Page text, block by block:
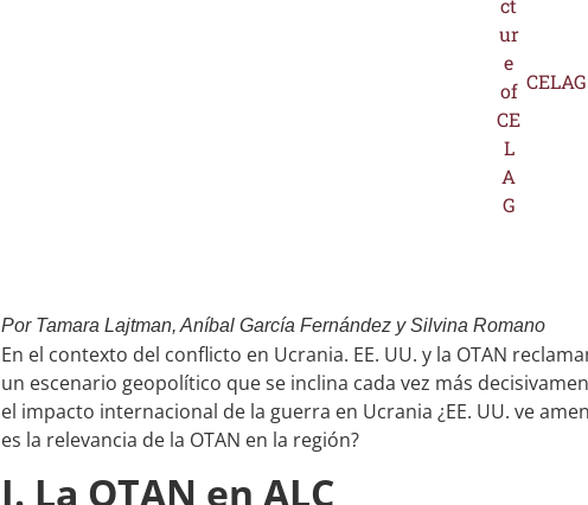
CELAG
Por Tamara Lajtman, Aníbal García Fernández y Silvina Romano
En el contexto del conflicto en Ucrania. EE. UU. y la OTAN
un escenario geopolítico que se inclina cada vez más
el impacto internacional de la guerra en Ucrania ¿EE. UU. ve
es la relevancia de la OTAN en la región?
I. La OTAN en ALC